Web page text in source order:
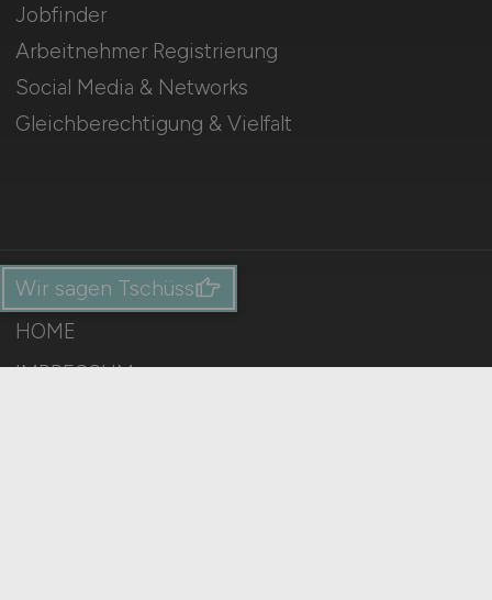
Jobfinder
Arbeitnehmer Registrierung
Social Media & Networks
Gleichberechtigung & Vielfalt
HOME
IMPRESSUM
Wir sagen Tschüss